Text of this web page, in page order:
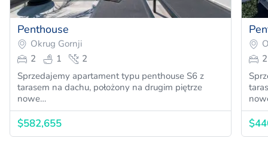
Penthouse
Okrug Gornji
2
1
2
Sprzedajemy apartament typu penthouse S6 z
tarasem na dachu, położony na drugim piętrze
nowe…
$582,655
2